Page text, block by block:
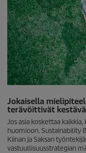
Jokaisella
terävöittivät
Jos asia koskettaa
huomioon. Sustainability
Kiinan ja Saksan
vastuullisuusstrategian